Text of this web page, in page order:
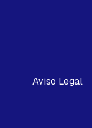
Aviso Legal